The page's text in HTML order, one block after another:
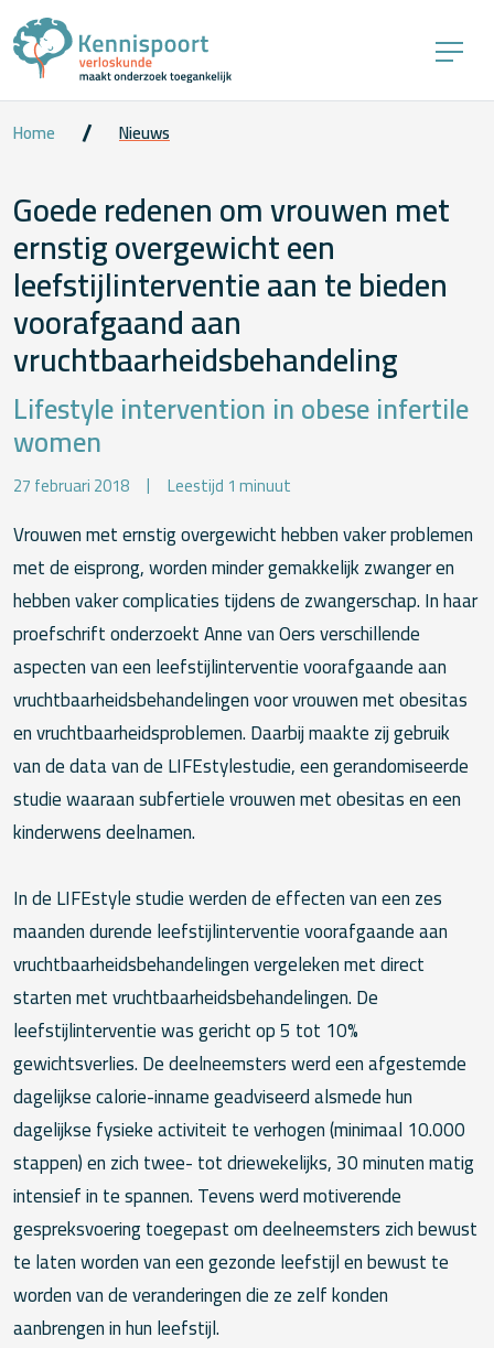
Home Nieuws
Goede redenen om vrouwen met
ernstig overgewicht een
leefstijlinterventie aan te bieden
voorafgaand aan
vruchtbaarheidsbehandeling
Lifestyle intervention in obese infertile
women
27 februari 2018 Leestijd 1 minuut
Vrouwen met ernstig overgewicht hebben vaker problemen
met de eisprong, worden minder gemakkelijk zwanger en
hebben vaker complicaties tijdens de zwangerschap. In haar
proefschrift onderzoekt Anne van Oers verschillende
aspecten van een leefstijlinterventie voorafgaande aan
vruchtbaarheidsbehandelingen voor vrouwen met obesitas
en vruchtbaarheidsproblemen. Daarbij maakte zij gebruik
van de data van de LIFEstylestudie, een gerandomiseerde
studie waaraan subfertiele vrouwen met obesitas en een
kinderwens deelnamen.
In de LIFEstyle studie werden de effecten van een zes
maanden durende leefstijlinterventie voorafgaande aan
vruchtbaarheidsbehandelingen vergeleken met direct
starten met vruchtbaarheidsbehandelingen. De
leefstijlinterventie was gericht op 5 tot 10%
gewichtsverlies. De deelneemsters werd een afgestemde
dagelijkse calorie-inname geadviseerd alsmede hun
dagelijkse fysieke activiteit te verhogen (minimaal 10.000
stappen) en zich twee- tot driewekelijks, 30 minuten matig
intensief in te spannen. Tevens werd motiverende
gespreksvoering toegepast om deelneemsters zich bewust
te laten worden van een gezonde leefstijl en bewust te
worden van de veranderingen die ze zelf konden
aanbrengen in hun leefstijl.